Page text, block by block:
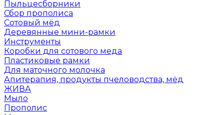
Пыльцесборники
Сбор прополиса
Сотовый мёд
Деревянные мини-рамки
Инструменты
Коробки для сотового меда
Пластиковые рамки
Для маточного молочка
Апитерапия, продукты пчеловодства, мёд
ЖИВА
Мыло
Прополис